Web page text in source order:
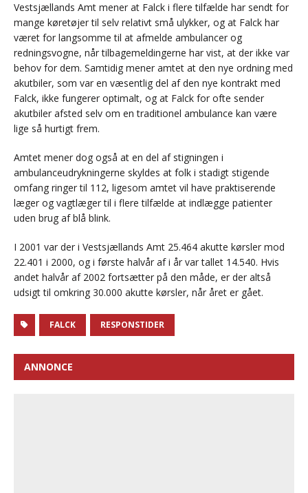
Vestsjællands Amt mener at Falck i flere tilfælde har sendt for
mange køretøjer til selv relativt små ulykker, og at Falck har
været for langsomme til at afmelde ambulancer og
redningsvogne, når tilbagemeldingerne har vist, at der ikke var
behov for dem. Samtidig mener amtet at den nye ordning med
akutbiler, som var en væsentlig del af den nye kontrakt med
Falck, ikke fungerer optimalt, og at Falck for ofte sender
akutbiler afsted selv om en traditionel ambulance kan være
lige så hurtigt frem.
Amtet mener dog også at en del af stigningen i
ambulanceudrykningerne skyldes at folk i stadigt stigende
omfang ringer til 112, ligesom amtet vil have praktiserende
læger og vagtlæger til i flere tilfælde at indlægge patienter
uden brug af blå blink.
I 2001 var der i Vestsjællands Amt 25.464 akutte kørsler mod
22.401 i 2000, og i første halvår af i år var tallet 14.540. Hvis
andet halvår af 2002 fortsætter på den måde, er der altså
udsigt til omkring 30.000 akutte kørsler, når året er gået.
FALCK RESPONSTIDER
ANNONCE